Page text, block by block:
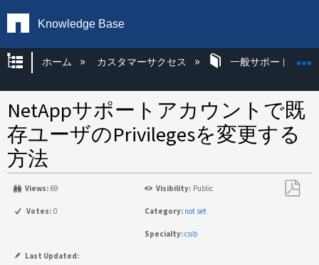
Knowledge Base
グローバル階層を展開/折りたたむ
ホーム カスタマーサクセス 一般サポート
NetAppサポートアカウントで既
存ユーザのPrivilegesを変更する
方法
Views: 69 Visibility: Public
Votes: 0 Category: not set
Specialty:csib
Last Updated: